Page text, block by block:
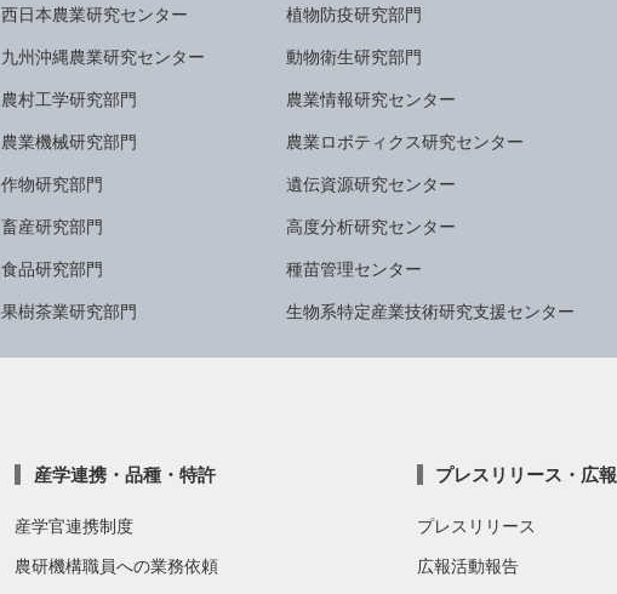
西日本農業研究センター
九州沖縄農業研究センター
農村工学研究部門
農業機械研究部門
作物研究部門
畜産研究部門
食品研究部門
果樹茶業研究部門
植物防疫研究部門
動物衛生研究部門
農業情報研究センター
農業ロボティクス研究センター
遺伝資源研究センター
高度分析研究センター
種苗管理センター
生物系特定産業技術研究支援センター
産学連携・品種・特許
産学官連携制度
農研機構職員への業務依頼
プレスリリース・広報
プレスリリース
広報活動報告